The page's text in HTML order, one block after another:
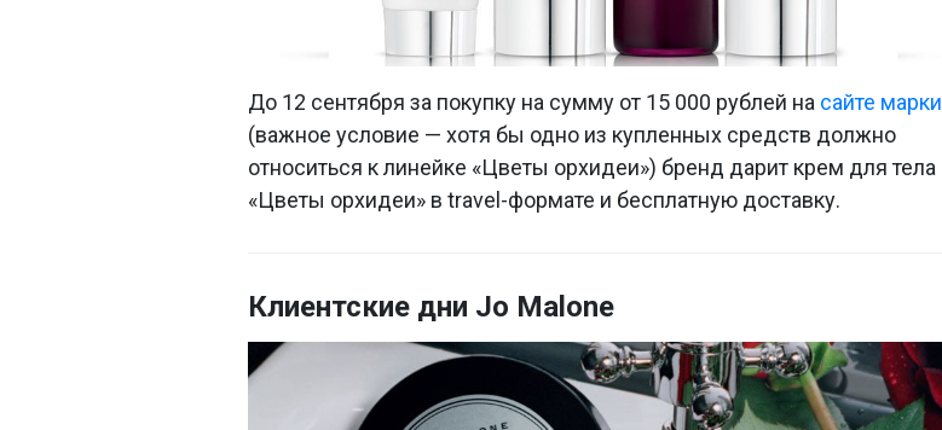
До 12 сентября за покупку на сумму от 15 000 рублей на сайте марки
(важное условие — хотя бы одно из купленных средств должно
относиться к линейке «Цветы орхидеи») бренд дарит крем для тела
«Цветы орхидеи» в travel-формате и бесплатную доставку.
Клиентские дни Jo Malone